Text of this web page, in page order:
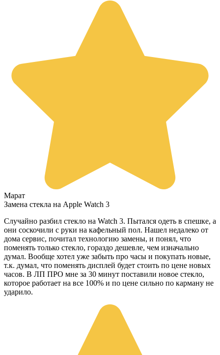
Марат
Замена стекла на Apple Watch 3
Случайно разбил стекло на Watch 3. Пытался одеть в спешке, а
они соскочили с руки на кафельный пол. Нашел недалеко от
дома сервис, почитал технологию замены, и понял, что
поменять только стекло, гораздо дешевле, чем изначально
думал. Вообще хотел уже забыть про часы и покупать новые,
т.к. думал, что поменять дисплей будет стоить по цене новых
часов. В ЛП ПРО мне за 30 минут поставили новое стекло,
которое работает на все 100% и по цене сильно по карману не
ударило.